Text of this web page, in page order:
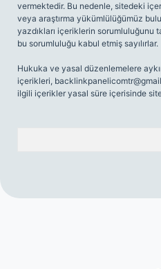
vermektedir. Bu nedenle, sitedeki
veya araştırma yükümlülüğümüz
yazdıkları içeriklerin sorumluluğunu
bu sorumluluğu kabul etmiş sayılırlar.
Hukuka ve yasal düzenlemelere
içerikleri,
ilgili içerikler yasal süre içerisinde